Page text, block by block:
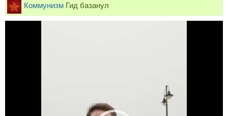
Коммунизм Гид базанул